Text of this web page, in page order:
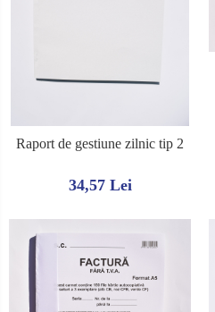
Raport de gestiune zilnic tip 2
34,57 Lei